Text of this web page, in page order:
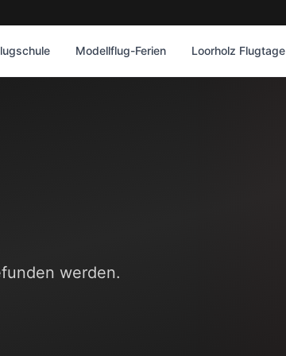
Modellflug-Ferien Loorholz Flugtage
werden.